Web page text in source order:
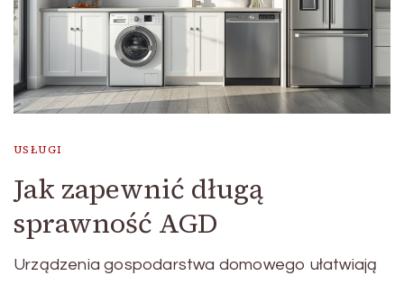
USŁUGI
Jak zapewnić długą
sprawność AGD
Urządzenia gospodarstwa domowego ułatwiają